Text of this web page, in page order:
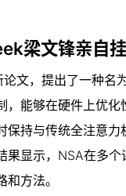
梁文锋亲自
文，提出了一种名
，能够在硬件上优
保持与传统全注意
果显示，NSA在多
方法。